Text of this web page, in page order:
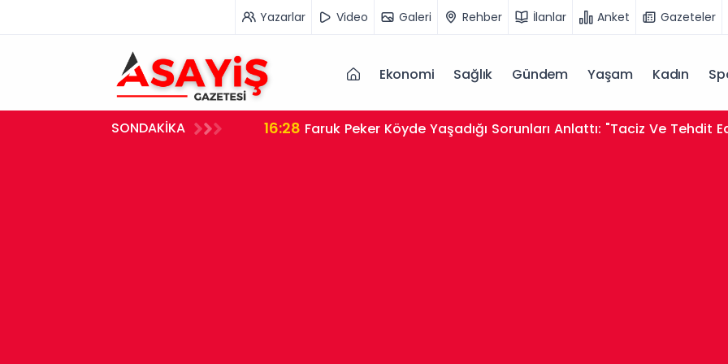
Yazarlar Video Galeri Rehber İlanlar Anket Gazeteler
Ekonomi Sağlık Gündem Yaşam Kadın
SONDAKİKA 16:28 Faruk Peker Köyde Yaşadığı Sorunları Anlattı: "Taciz Ve Tehdit